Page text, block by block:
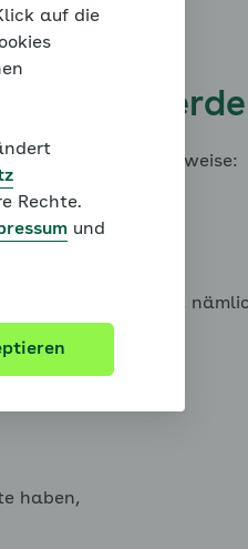
Sie sich möglicherweise:
Faktoren ab,
haben,
auf die
Rechte.
und